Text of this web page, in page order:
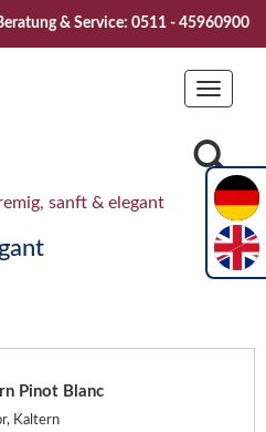
2026" Vive la
& Service: 0511 - 45960900
Toggle
sanft & elegant
Pinot Blanc
Kaltern